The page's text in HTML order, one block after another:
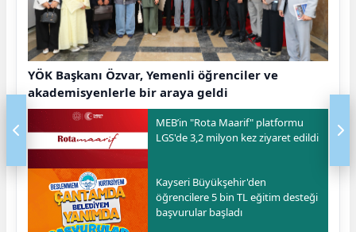
YÖK Başkanı Özvar, Yemenli öğrenciler ve
akademisyenlerle bir araya geldi
MEB’in "Rota Maarif" platformu
LGS'de 3,2 milyon kez ziyaret edildi
Kayseri Büyükşehir'den
öğrencilere 5 bin TL eğitim desteği
başvurular başladı